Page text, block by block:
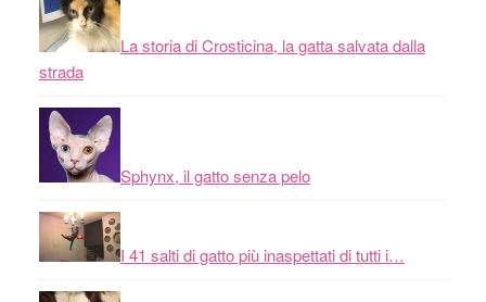
La storia di Crosticina, la gatta salvata dalla
strada
Sphynx, il gatto senza pelo
I 41 salti di gatto più inaspettati di tutti i…